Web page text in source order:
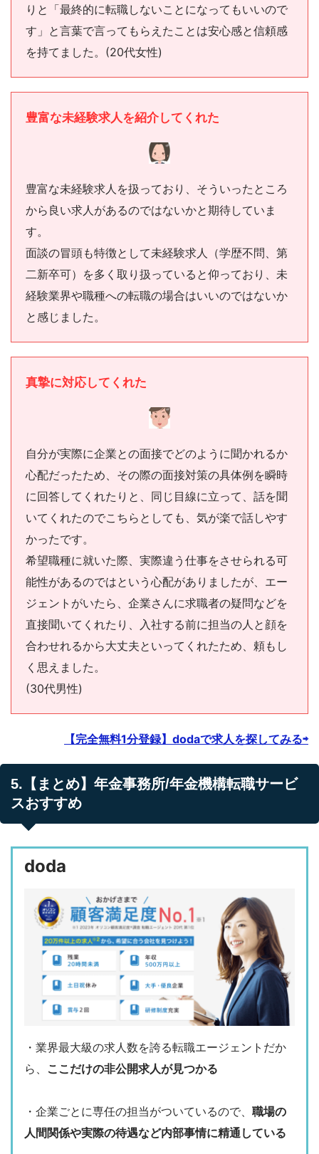
りと「最終的に転職しないことになってもいいので
す」と言葉で言ってもらえたことは安心感と信頼感
を持てました。(20代女性)
豊富な未経験求人を紹介してくれた
豊富な未経験求人を扱っており、そういったところ
から良い求人があるのではないかと期待していま
す。
面談の冒頭も特徴として未経験求人（学歴不問、第
二新卒可）を多く取り扱っていると仰っており、未
経験業界や職種への転職の場合はいいのではないか
と感じました。
真摯に対応してくれた
自分が実際に企業との面接でどのように聞かれるか
心配だったため、その際の面接対策の具体例を瞬時
に回答してくれたりと、同じ目線に立って、話を聞
いてくれたのでこちらとしても、気が楽で話しやす
かったです。
希望職種に就いた際、実際違う仕事をさせられる可
能性があるのではという心配がありましたが、エー
ジェントがいたら、企業さんに求職者の疑問などを
直接聞いてくれたり、入社する前に担当の人と顔を
合わせれるから大丈夫といってくれたため、頼もし
く思えました。
(30代男性)
【完全無料1分登録】dodaで求人を探してみる⇨
5.【まとめ】年金事務所/年金機構転職サービ
スおすすめ
doda
・業界最大級の求人数を誇る転職エージェントだか
ら、 ここだけの非公開求人が見つかる
・企業ごとに専任の担当がついているので、 職場の
人間関係や実際の待遇など内部事情に精通している